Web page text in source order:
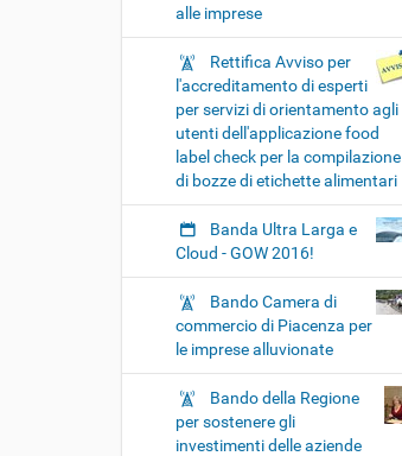
alle imprese
Rettifica Avviso per
l'accreditamento di esperti
per servizi di orientamento agli
utenti dell'applicazione food
label check per la compilazione
di bozze di etichette alimentari
Banda Ultra Larga e
Cloud - GOW 2016!
Bando Camera di
commercio di Piacenza per
le imprese alluvionate
Bando della Regione
per sostenere gli
investimenti delle aziende